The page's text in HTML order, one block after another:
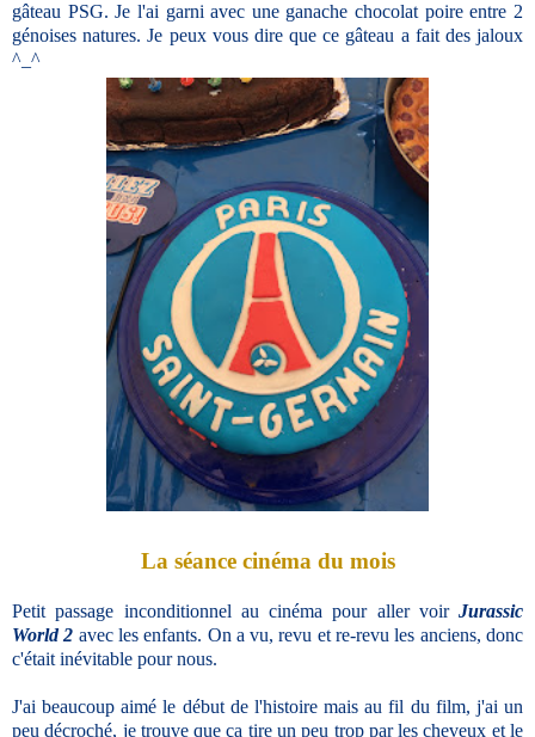
gâteau PSG. Je l'ai garni avec une ganache chocolat poire entre 2
génoises natures. Je peux vous dire que ce gâteau a fait des jaloux
^_^
La séance cinéma du mois
Petit passage inconditionnel au cinéma pour aller voir Jurassic
World 2 avec les enfants. On a vu, revu et re-revu les anciens, donc
c'était inévitable pour nous.
J'ai beaucoup aimé le début de l'histoire mais au fil du film, j'ai un
peu décroché, je trouve que ça tire un peu trop par les cheveux et le